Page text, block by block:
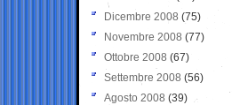
Dicembre 2008 (75)
Novembre 2008 (77)
Ottobre 2008 (67)
Settembre 2008 (56)
Agosto 2008 (39)